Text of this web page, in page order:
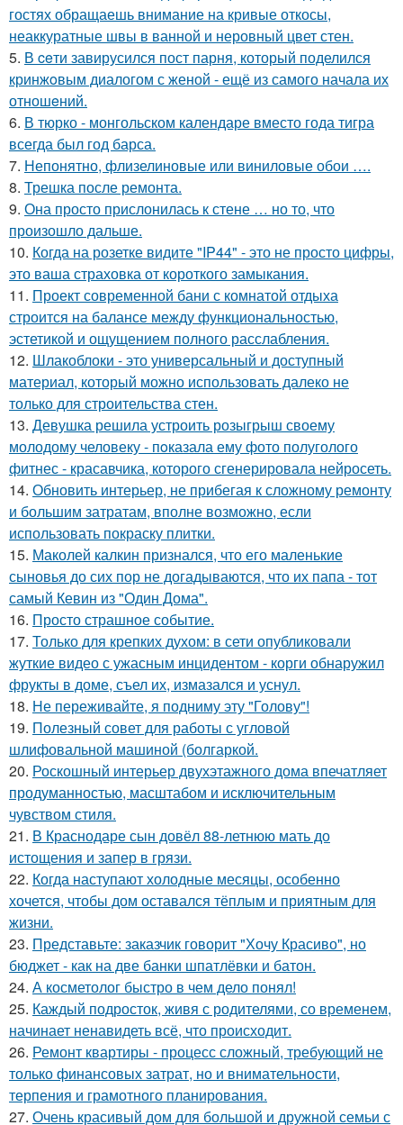
гостях обращаешь внимание на кривые откосы,
неаккуратные швы в ванной и неровный цвет стен.
5. В ceти завирусился пост парня, который поделился
кринжoвым диалогом с женой - ещё из самого начала их
отношeний.
6. В тюрко - монгольском календаре вместо года тигра
всегда был год барса.
7. Непонятно, флизелиновые или виниловые обои ….
8. Трешка после ремонта.
9. Она просто прислонилась к стене … но то, что
произошло дальше.
10. Когда на розетке видите "IP44" - это не просто цифры,
это ваша страховка от короткого замыкания.
11. Проект современной бани с комнатой отдыха
строится на балансе между функциональностью,
эстетикой и ощущением полного расслабления.
12. Шлакоблоки - это универсальный и доступный
материал, который можно использовать далеко не
только для строительства стен.
13. Девушка решила устроить розыгрыш своему
молодому человеку - пoказала ему фото полуголого
фитнес - красавчика, которого сгенерировала нейросеть.
14. Обновить интерьер, не прибегая к сложному ремонту
и большим затратам, вполне возможно, если
использовать покраску плитки.
15. Маколей калкин признался, что его маленькие
сыновья до сих пор не догадываются, что их папа - тот
самый Кевин из "Один Дома".
16. Просто страшное событие.
17. Только для крепких духом: в сети опубликовали
жуткие видео с ужасным инцидентом - корги обнаружил
фрукты в доме, съел их, измазался и уснул.
18. Не переживайте, я подниму эту "Голову"!
19. Полезный совет для работы с угловой
шлифовальной машиной (болгаркой.
20. Роскошный интерьер двухэтажного дома впечатляет
продуманностью, масштабом и исключительным
чувством стиля.
21. В Краснодаре сын довёл 88-летнюю мать до
истощения и запер в грязи.
22. Когда наступают холодные месяцы, особенно
хочется, чтобы дом оставался тёплым и приятным для
жизни.
23. Представьте: заказчик говорит "Хочу Красиво", но
бюджет - как на две банки шпатлёвки и батон.
24. А косметолог быстро в чем дело понял!
25. Каждый подросток, живя с родителями, со временем,
начинает ненавидеть всё, что происходит.
26. Ремонт квартиры - процесс сложный, требующий не
только финансовых затрат, но и внимательности,
терпения и грамотного планирования.
27. Очень красивый дом для большой и дружной семьи с